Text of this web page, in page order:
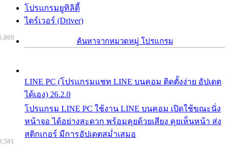
โปรแกรมยูทิลิตี้
ไดร์เวอร์ (Driver)
ค้นหาจากหมวดหมู่ โปรแกรม
LINE PC (โปรแกรมแชท LINE บนคอม ติดตั้งง่าย อัปเดต
ได้เอง) 26.2.0
โปรแกรม LINE PC ใช้งาน LINE บนคอม เปิดใช้ขณะนั่ง
หน้าจอ ได้อย่างสะดวก พร้อมคุยด้วยเสียง คุยเห็นหน้า ส่ง
สติกเกอร์ มีการอัปเดตสม่ำเสมอ